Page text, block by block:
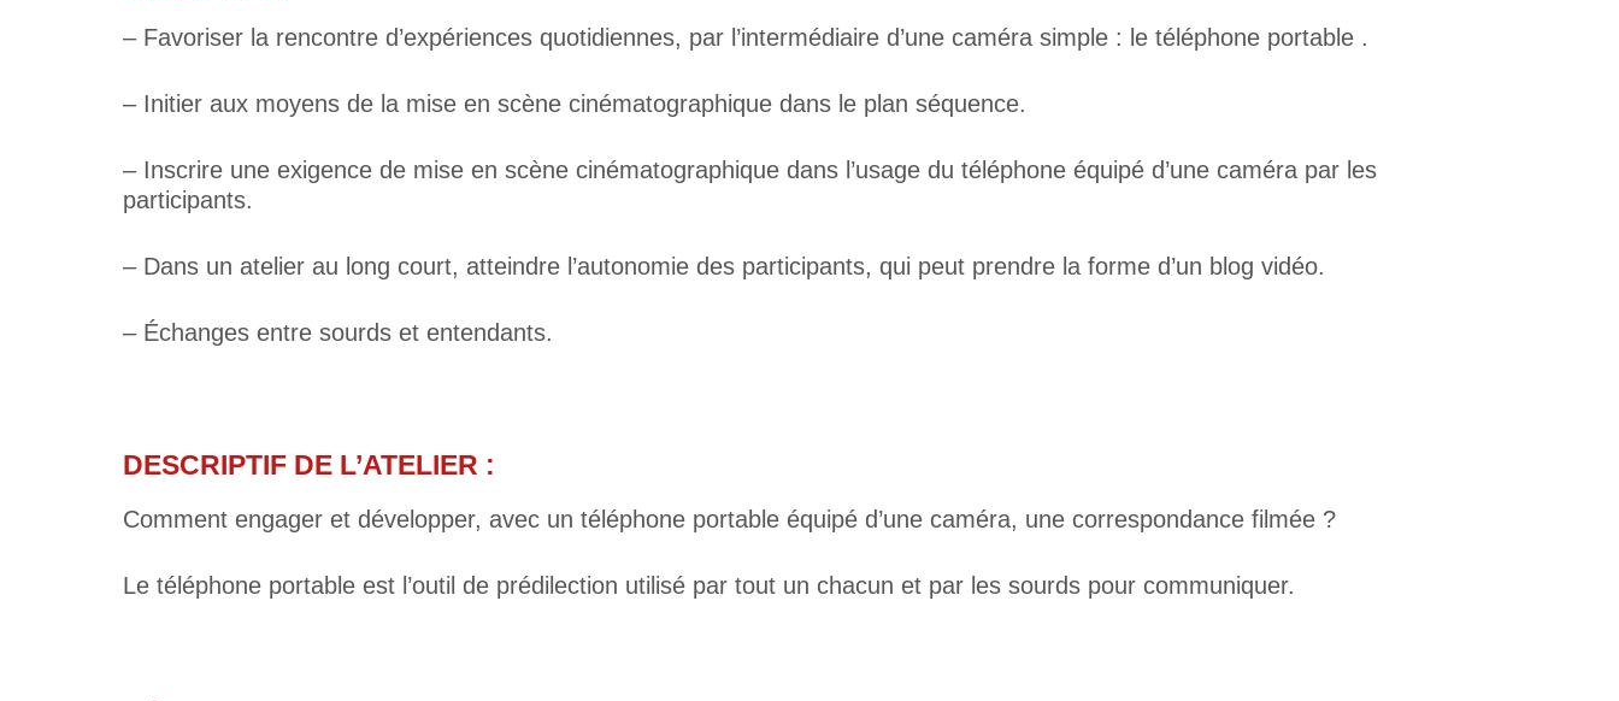
– Favoriser la rencontre d’expériences quotidiennes, par l’intermédiaire d’une caméra simple : le téléphone portable .
– Initier aux moyens de la mise en scène cinématographique dans le plan séquence.
– Inscrire une exigence de mise en scène cinématographique dans l’usage du téléphone équipé d’une caméra par les
participants.
– Dans un atelier au long court, atteindre l’autonomie des participants, qui peut prendre la forme d’un blog vidéo.
– Échanges entre sourds et entendants.
DESCRIPTIF DE L’ATELIER :
Comment engager et développer, avec un téléphone portable équipé d’une caméra, une correspondance filmée ?
Le téléphone portable est l’outil de prédilection utilisé par tout un chacun et par les sourds pour communiquer.